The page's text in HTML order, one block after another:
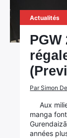
Actualités
Par Simon
Aux
manga
années